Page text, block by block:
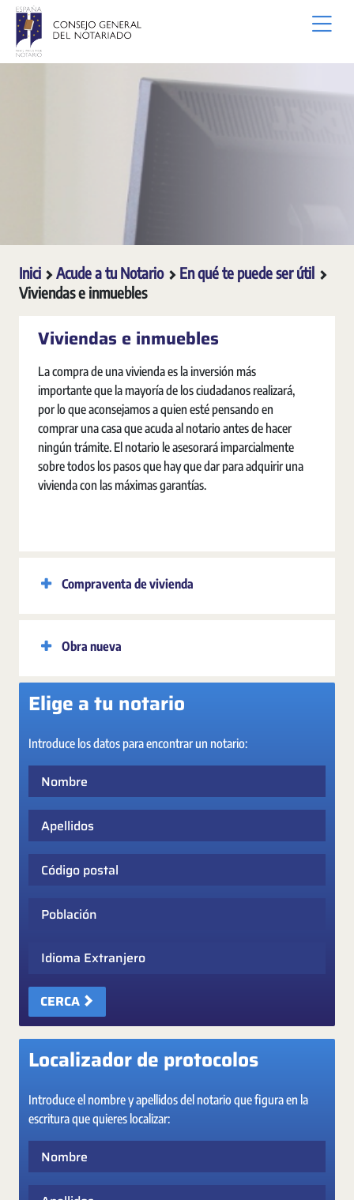
Salta al contingut principal
Inici Acude a tu Notario
En qué te puede ser útil
Viviendas e inmuebles
Viviendas e inmuebles
La compra de una vivienda es la inversión más
importante que la mayoría de los ciudadanos realizará,
por lo que aconsejamos a quien esté pensando en
comprar una casa que acuda al notario antes de hacer
ningún trámite. El notario le asesorará imparcialmente
sobre todos los pasos que hay que dar para adquirir una
vivienda con las máximas garantías.
Compraventa de vivienda
Obra nueva
Elige a tu notario
Introduce los datos para encontrar un notario:
Idioma Extranjero
CERCA
Localizador de protocolos
Introduce el nombre y apellidos del notario que figura en la
escritura que quieres localizar: